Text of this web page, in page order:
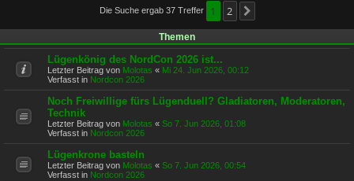
Die Suche ergab 37 Treffer 1 2
Themen
Lügenkönig des NordCon 2026 ist...
Letzter Beitrag von Molotas « Mi 24. Jun 2026, 00:12
Verfasst in Nordcon 2026
Noch Freiwillige fürs Lügenduell? Gladiatoren, Moderatoren,
Technik
Letzter Beitrag von Molotas « So 7. Jun 2026, 01:08
Verfasst in Nordcon 2026
Lügenkrone basteln
Letzter Beitrag von Molotas « So 7. Jun 2026, 00:54
Verfasst in Nordcon 2026